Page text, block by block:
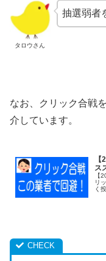
タロウさん
抽選弱者
なお、クリック合戦
介しています。
ス
【
リ
く